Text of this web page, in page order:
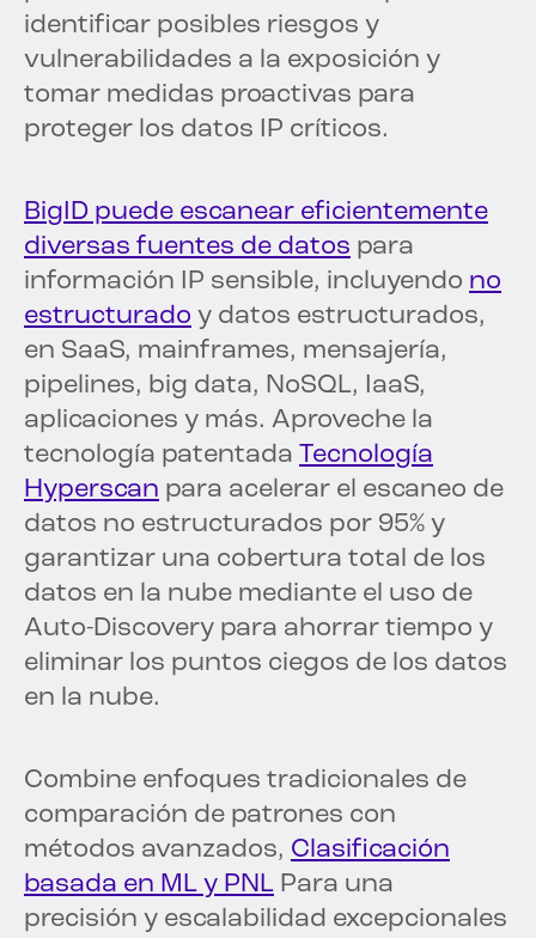
identificar posibles riesgos y
vulnerabilidades a la exposición y
tomar medidas proactivas para
proteger los datos IP críticos.
BigID puede escanear eficientemente
diversas fuentes de datos para
información IP sensible, incluyendo no
estructurado y datos estructurados,
en SaaS, mainframes, mensajería,
pipelines, big data, NoSQL, IaaS,
aplicaciones y más. Aproveche la
tecnología patentada Tecnología
Hyperscan para acelerar el escaneo de
datos no estructurados por 95% y
garantizar una cobertura total de los
datos en la nube mediante el uso de
Auto-Discovery para ahorrar tiempo y
eliminar los puntos ciegos de los datos
en la nube.
Combine enfoques tradicionales de
comparación de patrones con
métodos avanzados, Clasificación
basada en ML y PNL Para una
precisión y escalabilidad excepcionales